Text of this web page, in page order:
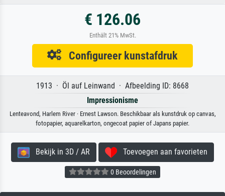
€ 126.06
Enthält 21% MwSt.
Configureer kunstafdruk
1913 · Öl auf Leinwand · Afbeelding ID: 8668
Impressionisme
Lenteavond, Harlem River · Ernest Lawson. Beschikbaar als kunstdruk op canvas,
fotopapier, aquarelkarton, ongecoat papier of Japans papier.
Bekijk in 3D / AR Toevoegen aan favorieten
0 Beoordelingen